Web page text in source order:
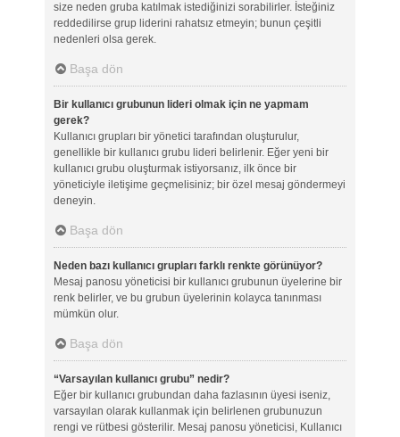
size neden gruba katılmak istediğinizi sorabilirler. İsteğiniz
reddedilirse grup liderini rahatsız etmeyin; bunun çeşitli
nedenleri olsa gerek.
Başa dön
Bir kullanıcı grubunun lideri olmak için ne yapmam
gerek?
Kullanıcı grupları bir yönetici tarafından oluşturulur,
genellikle bir kullanıcı grubu lideri belirlenir. Eğer yeni bir
kullanıcı grubu oluşturmak istiyorsanız, ilk önce bir
yöneticiyle iletişime geçmelisiniz; bir özel mesaj göndermeyi
deneyin.
Başa dön
Neden bazı kullanıcı grupları farklı renkte görünüyor?
Mesaj panosu yöneticisi bir kullanıcı grubunun üyelerine bir
renk belirler, ve bu grubun üyelerinin kolayca tanınması
mümkün olur.
Başa dön
“Varsayılan kullanıcı grubu” nedir?
Eğer bir kullanıcı grubundan daha fazlasının üyesi iseniz,
varsayılan olarak kullanmak için belirlenen grubunuzun
rengi ve rütbesi gösterilir. Mesaj panosu yöneticisi, Kullanıcı